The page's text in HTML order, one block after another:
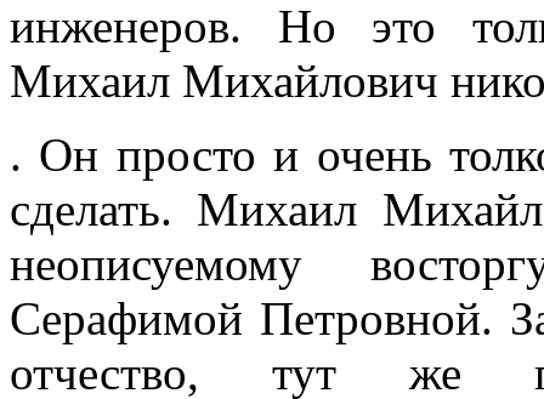
инженеров. Но это
Михаил Михайлович
. Он просто и очень толково объяснял, что и как нужно сделать. Михаил Михайлович говорил всем «вы» и, к неописуемому восторгу Серафимы, называл ее Серафимой Петровной. Заслуженный артист, услыхав ее отчество, тут же прозвал верблюда Петром Серафимовичем. Все засмеялись, Серафима обиделась, но ненадолго. В течение нескольких дней все называли Петю по имени и отчеству, потом эту шутку забыли, но Серафима почему то стала значительно теплее относиться к верблюду. Она перестала по извозчичьи кричать на него и однажды, меняя Пете подстилку, запела тоненьким голоском: Куда бежишь, тропинка милая, Куда зовешь... куда ведешь?.. Это было настолько неожиданно, что Петя перестал жевать и повернул голову, удивленно глядя на Серафиму. — Ну чего ты, глупенький? — сказала Серафима, смутившись. Петя потянулся к ней, блаженно прикрыл глаза и... (Серафима могла бы в этом поклясться!) улыбнулся. По всей вероятности, так оно и было, потому что ни осла, ни свиньи рядом не было и Петя мог не стесняться нахлынувших на него чувств. — А знаете что, Серафима Петровна, не грех бы вам почитать, что о наших питомцах умные люди пишут. — Господи, — сказала Серафима, — да я про них и сама то все знаю, хоть сейчас садись да пиши. Они, Михаил Михайлыч, мне вроде как родственники стали, даже еще ближе. У меня, к примеру, тут неподалеку тетка живет — нашего бати сестра, да одних двоюродных душ пять будет. Дак я об них и не думаю вовсе, а все об зайцах, да лисицах, да об Пете об этом! — Ну вот и хорошо, — сказал Михаил Михайлович. — То есть не очень хорошо, душ то двоюродных забывать не следовало, а книгу эту проглядите на досуге. «Это где же я досуг то возьму?» — подумала Серафима, но книгу обернула в афишу заслуженного артиста и унесла к себе. Старый однотомник Брема Серафима прочла за два дня. Книга ей понравилась, и всю последующую неделю Серафима пыталась создать «естественные условия» для своих подопечных. С грехом пополам ей удалось приблизить зайцев и лисиц к условиям Брема, правда, не выпуская из клеток. Кошку она просто брала домой, поила молоком из блюдца и играла с ней. В такие минуты кошка забывала о своем цирковом образовании, вся важность с нее слетала, и она самозабвенно прыгала за бумажкой, привязанной к нитке. Наверное, ее очень устраивали эти «естественные условия», потому что, когда кошка по приказанию Михаила Михайловича была водворена в клетку, она так жалобно мяукала, что у Серафимы разрывалось сердце. Михаил Михайлович не испугался бурной деятельности, вызванной однотомником Брема, и принес Серафиме еще несколько книг о животных. Среди них была и книга заслуженного артиста, где он писал о том, как работает в цирке, как дрессирует зверей и как труды академика Павлова помогли ему стать хорошим дрессировщиком. Этого Серафима совсем не поняла, так как считала, что стать хорошим дрессировщиком заслуженному артисту помогли труды не Павлова, а Михаила Михайловича. Тем более что совсем недавно заслуженный артист на собрании говорил, что он работает с Михаилом Михайловичем уже тридцать лет, что Михаил очень хороший и много сделал для всего советского цирка. А Михаил Михайлович сказал «спасибо» и удивился, что до сих пор не привезли сгущенного молока для медвежат. Книжка заслуженного артиста была полна непонятных выражений. Тут были и «вкусовые ощущения», и «гуманизм дрессуры», и «условные рефлексы», и даже какие то «кортикальные изменения». А про Михаила Михайловича не было ничего. Серафима очень хотела узнать, кто такой Павлов и в каком цирке он работает. У Михаила Михайловича спросить она постеснялась, боясь его этим обидеть. — Здравствуй, Сима Серафима! — как то на репетиции сказал ей заслуженный артист. — Это что же за книжка торчит у тебя из кармана? Серафима вытерла руки подолом халата и показала книгу. — Ух ты! — сказал заслуженный артист. — Никак меня прорабатываешь? — Ну что вы! Я вас не прорабатываю. Я как бы учусь. Мне Михаил Михайлович велели книжки про зверей читать... — Скажите, пожалуйста, какие вы у меня с Михаилом Михайловичем! — удивился заслуженный артист. — Я уже этого... ну, Брема, прошла, — обрадовалась Серафима. — Теперь по вас занимаюсь. Только я... Она слегка замялась. — Ну, что «только»? — Только я тут маленько не все разбираю. — Ах, Сима, Сима, — вздохнул заслуженный артист. — Не все понимаешь, говоришь? Что же ты думаешь, что я все понимал сначала? Нет, братец! В наше время